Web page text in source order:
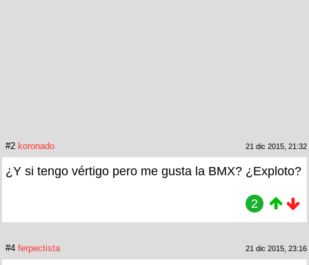
#2 koronado 21 dic 2015, 21:32
¿Y si tengo vértigo pero me gusta la BMX? ¿Exploto?
2
#4 ferpectista 21 dic 2015, 23:16